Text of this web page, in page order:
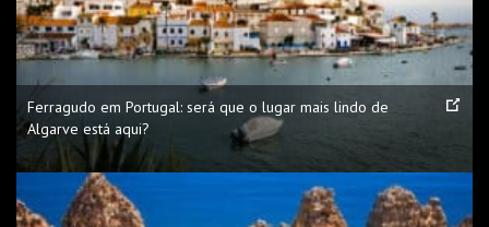
Ferragudo em Portugal: será que o lugar mais lindo de
Algarve está aqui?